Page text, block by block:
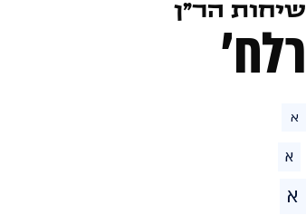
שיחות הר״ן
רלח׳
א
א
א